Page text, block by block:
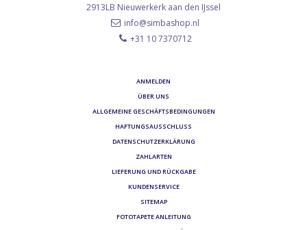
2913LB Nieuwerkerk aan den IJssel
info@simbashop.nl
+31 10 7370712
ANMELDEN
ÜBER UNS
ALLGEMEINE GESCHÄFTSBEDINGUNGEN
HAFTUNGSAUSSCHLUSS
DATENSCHUTZERKLÄRUNG
ZAHLARTEN
LIEFERUNG UND RÜCKGABE
KUNDENSERVICE
SITEMAP
FOTOTAPETE ANLEITUNG